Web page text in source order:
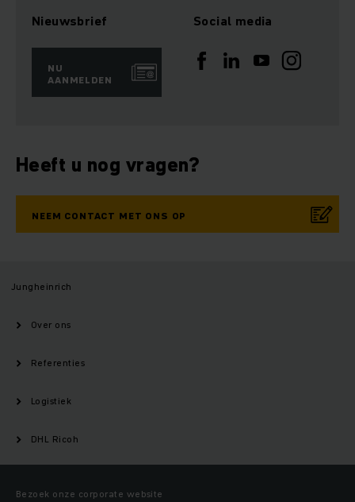
Nieuwsbrief
NU
AANMELDEN
Social media
Heeft u nog vragen?
NEEM CONTACT MET ONS OP
Jungheinrich
Over ons
Referenties
Logistiek
DHL Ricoh
Bezoek onze corporate website